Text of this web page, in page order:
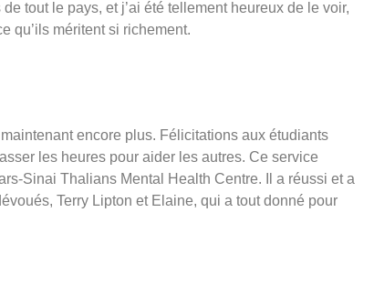
tout le pays, et j’ai été tellement heureux de le voir,
qu’ils méritent si richement.
encore plus. Félicitations aux étudiants
les heures pour aider les autres. Ce service
Sinai Thalians Mental Health Centre. Il a réussi et a
Terry Lipton et Elaine, qui a tout donné pour